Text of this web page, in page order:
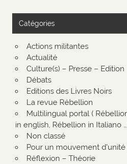
Catégories
Actions militantes
Actualité
Culture(s) – Presse – Edition
Débats
Editions des Livres Noirs
La revue Rébellion
Multilingual portal (
in english, Rébellion in Italiano
Non classé
Pour un mouvement
Réflexion – Théorie